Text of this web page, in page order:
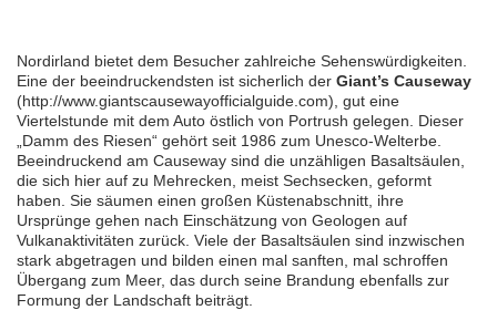
Nordirland bietet dem Besucher zahlreiche Sehenswürdigkeiten.
Eine der beeindruckendsten ist sicherlich der Giant’s Causeway
(http://www.giantscausewayofficialguide.com), gut eine
Viertelstunde mit dem Auto östlich von Portrush gelegen. Dieser
„Damm des Riesen“ gehört seit 1986 zum Unesco-Welterbe.
Beeindruckend am Causeway sind die unzähligen Basaltsäulen,
die sich hier auf zu Mehrecken, meist Sechsecken, geformt
haben. Sie säumen einen großen Küstenabschnitt, ihre
Ursprünge gehen nach Einschätzung von Geologen auf
Vulkanaktivitäten zurück. Viele der Basaltsäulen sind inzwischen
stark abgetragen und bilden einen mal sanften, mal schroffen
Übergang zum Meer, das durch seine Brandung ebenfalls zur
Formung der Landschaft beiträgt.